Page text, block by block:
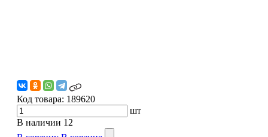
Код товара: 189620
шт
В наличии 12